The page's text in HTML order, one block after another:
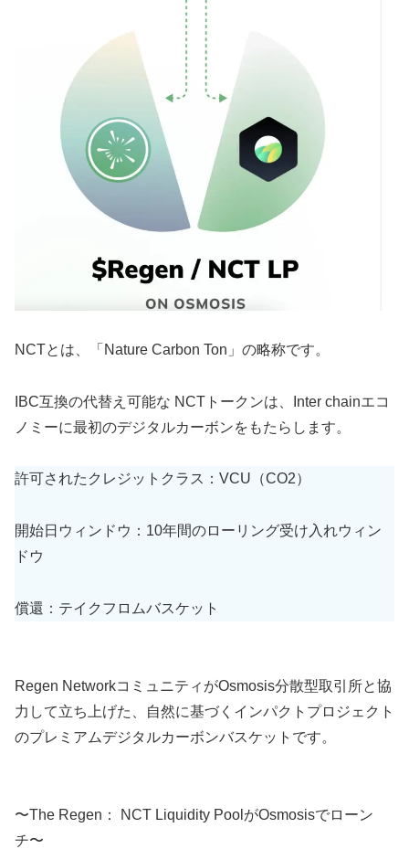
NCTとは、「Nature Carbon Ton」の略称です。
IBC互換の代替え可能な NCTトークンは、Inter chainエコ
ノミーに最初のデジタルカーボンをもたらします。
許可されたクレジットクラス：VCU（CO2）
開始日ウィンドウ：10年間のローリング受け入れウィン
ドウ
償還：テイクフロムバスケット
Regen NetworkコミュニティがOsmosis分散型取引所と協
力して立ち上げた、自然に基づくインパクトプロジェクト
のプレミアムデジタルカーボンバスケットです。
〜The Regen： NCT Liquidity PoolがOsmosisでローン
チ〜